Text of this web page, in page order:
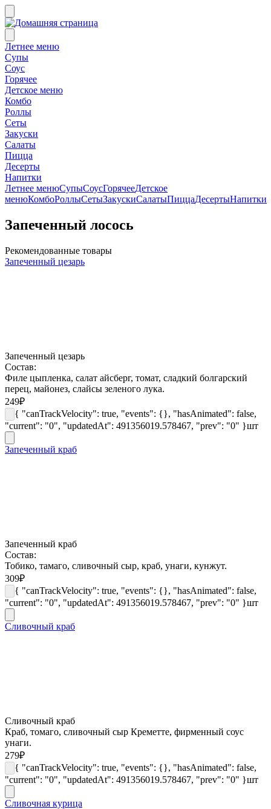
Летнее меню
Супы
Соус
Горячее
Детское меню
Комбо
Роллы
Сеты
Закуски
Салаты
Пицца
Десерты
Напитки
Летнее менюСупыСоусГорячееДетское
менюКомбоРоллыСетыЗакускиСалатыПиццаДесертыНапитки
Запеченный лосось
Рекомендованные товары
Запеченный цезарь
Запеченный цезарь
Состав:
Филе цыпленка, салат айсберг, томат, сладкий болгарский
перец, майонез, слайсы зеленого лука.
249₽
{ "canTrackVelocity": true, "events": {}, "hasAnimated": false,
"current": "0", "updatedAt": 491356019.578467, "prev": "0" }шт
Запеченный краб
Запеченный краб
Состав:
Тобико, тамаго, сливочный сыр, краб, унаги, кунжут.
309₽
{ "canTrackVelocity": true, "events": {}, "hasAnimated": false,
"current": "0", "updatedAt": 491356019.578467, "prev": "0" }шт
Сливочный краб
Сливочный краб
Краб, томаго, сливочный сыр Креметте, фирменный соус
унаги.
279₽
{ "canTrackVelocity": true, "events": {}, "hasAnimated": false,
"current": "0", "updatedAt": 491356019.578467, "prev": "0" }шт
Сливочная курица